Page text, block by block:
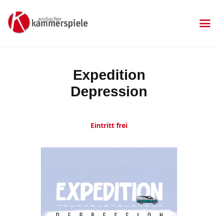
Expedition
Depression
KAMMERSPIELE
Aktuelles
Kartenkauf
Mitgliedschaft
Sponsoren
Datenschutzerklärung
Eintritt frei